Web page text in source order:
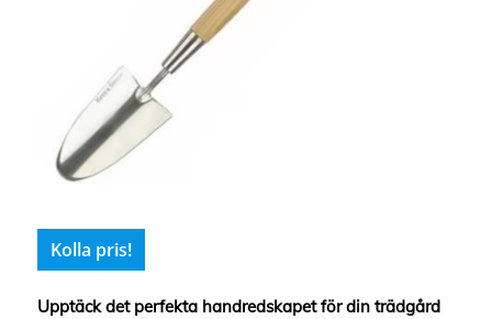
Kolla pris!
Upptäck det perfekta handredskapet för din trädgård